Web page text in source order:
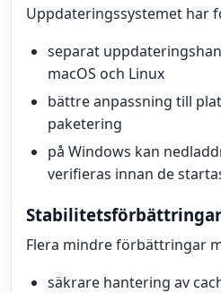
Uppdateringssystemet har
separat
macOS och Linux
bättre anpassning till
paketering
på Windows kan
verifieras innan de
Flera mindre förbättringar
säkrare hantering av